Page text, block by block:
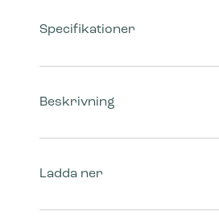
Beskrivning
Ladda ner
Specifikationer